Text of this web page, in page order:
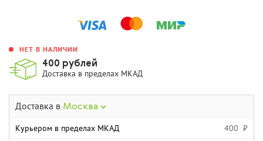
НЕТ В НАЛИЧИИ
400 рублей
Доставка в пределах МКАД
Доставка в Москва
Курьером в пределах МКАД
400 ₽